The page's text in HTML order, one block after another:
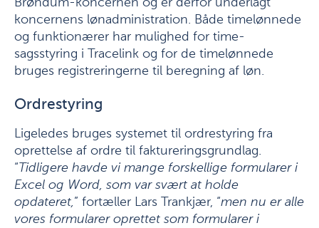
Brøndum-koncernen og er derfor underlagt
koncernens lønadministration. Både timelønnede
og funktionærer har mulighed for time-
sagsstyring i Tracelink og for de timelønnede
bruges registreringerne til beregning af løn.
Ordrestyring
Ligeledes bruges systemet til ordrestyring fra
oprettelse af ordre til faktureringsgrundlag.
“ Tidligere havde vi mange forskellige formularer i
Excel og Word, som var svært at holde
opdateret,” fortæller Lars Trankjær, “men nu er alle
vores formularer oprettet som formularer i